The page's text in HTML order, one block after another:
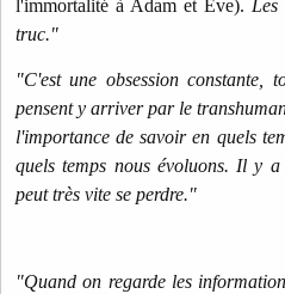
l'immortalité à Adam et Eve).
truc."
"C'est une obsession
pensent y arriver par le
l'importance de savoir en quels
quels temps nous évoluons. Il y
peut très vite se perdre."
"Quand on regarde les